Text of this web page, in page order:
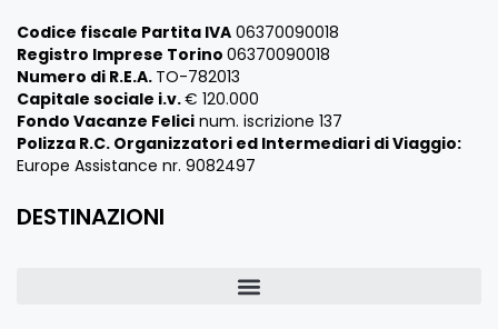
Codice fiscale Partita IVA 06370090018
Registro Imprese Torino 06370090018
Numero di R.E.A. TO-782013
Capitale sociale i.v.€ 120.000
Fondo Vacanze Felici num. iscrizione 137
Polizza R.C. Organizzatori ed Intermediari di Viaggio:
Europe Assistance nr. 9082497
DESTINAZIONI